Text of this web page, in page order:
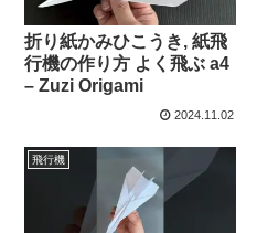
折り紙かみひこうき, 紙飛
行機の作り方 よく飛ぶ a4
– Zuzi Origami
2024.11.02
飛行機